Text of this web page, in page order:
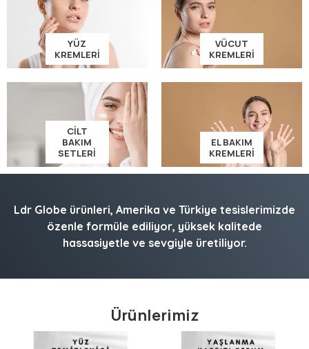
YÜZ
KREMLERI
VÜCUT
KREMLERI
CILT
BAKIM
SETLERI
EL BAKIM
KREMLERI
Ldr Globe ürünleri, Amerika ve Türkiye tesislerimizde
özenle formüle ediliyor, yüksek kalitede
hassasiyetle ve sevgiyle üretiliyor.
Ürünlerimiz